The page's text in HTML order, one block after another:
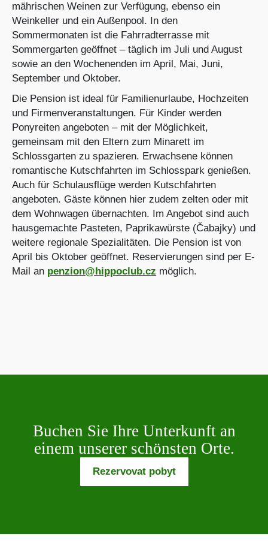
mährischen Weinen zur Verfügung, ebenso ein
Weinkeller und ein Außenpool. In den
Sommermonaten ist die Fahrradterrasse mit
Sommergarten geöffnet – täglich im Juli und August
sowie an den Wochenenden im April, Mai, Juni,
September und Oktober.
Die Pension ist ideal für Familienurlaube, Hochzeiten
und Firmenveranstaltungen. Für Kinder werden
Ponyreiten angeboten – mit der Möglichkeit,
gemeinsam mit den Eltern zum Minarett im
Schlossgarten zu spazieren. Erwachsene können
romantische Kutschfahrten im Schlosspark genießen.
Auch für Schulausflüge werden Kutschfahrten
angeboten. Gäste können hier zudem zelten oder mit
dem Wohnwagen übernachten. Im Angebot sind auch
hausgemachte Pasteten, Paprikawürste (Čabajky) und
weitere regionale Spezialitäten. Die Pension ist von
April bis Oktober geöffnet. Reservierungen sind per E-
Mail an penzion@hippoclub.cz möglich.
Buchen Sie Ihre Unterkunft an
einem unserer schönsten Orte.
Rezervovat pobyt